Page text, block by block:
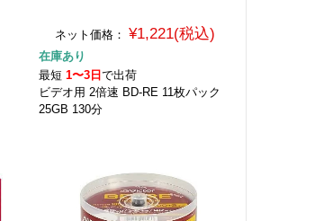
ネット価格： ¥1,221(税込)
在庫あり
最短 1〜3日 で出荷
ビデオ用 2倍速 BD-RE 11枚パック
25GB 130分